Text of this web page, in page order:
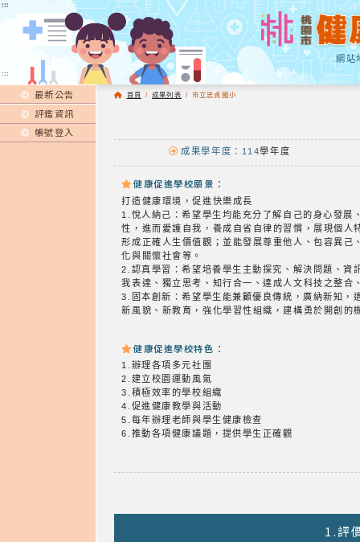
:::
網站
:::
最新公告
評鑑資訊
帳號登入
首頁 / 成果列表 / 市立忠貞國小
成果學年度：114學年度
健康促進學校願景：
打造健康環境，促進快樂成長
1.悅人納己：希望學生均能充分了解自己的身心發
性，進而愛護自我，養成自省自律的習慣，展現個
形成正確人生價值觀；並能發展尊重他人、包容異己
化與關懷社會等。
2.認真學習：希望培養學生主動探究、解決問題、
我表達、獨立思考、知行合一、達成人文科技之整合
3.固本創新：希望學生能兼顧優良傳統，廣納新知，
新風貌、新教育，強化學習性組織，建構勇於開創的
健康促進學校特色：
1.辦理各項多元社團
2.建立校園運動風氣
3.積極效率的學校組織
4.促進健康教學與活動
5.每年辦理老師與學生健康檢查
6.推動各項健康議題，提供學生正確觀
1.評
:::